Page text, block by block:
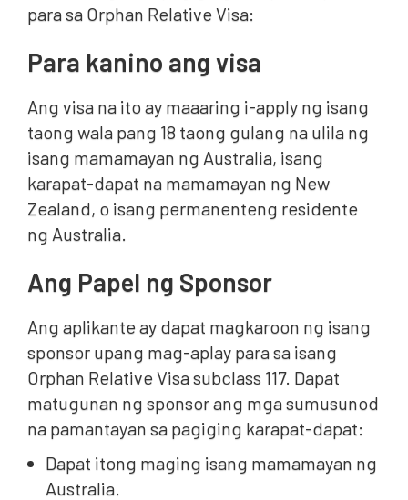
para sa Orphan Relative Visa:
Para kanino ang visa
Ang visa na ito ay maaaring i-apply ng isang
taong wala pang 18 taong gulang na ulila ng
isang mamamayan ng Australia, isang
karapat-dapat na mamamayan ng New
Zealand, o isang permanenteng residente
ng Australia.
Ang Papel ng Sponsor
Ang aplikante ay dapat magkaroon ng isang
sponsor upang mag-aplay para sa isang
Orphan Relative Visa subclass 117. Dapat
matugunan ng sponsor ang mga sumusunod
na pamantayan sa pagiging karapat-dapat:
Dapat itong maging isang mamamayan ng
Australia.